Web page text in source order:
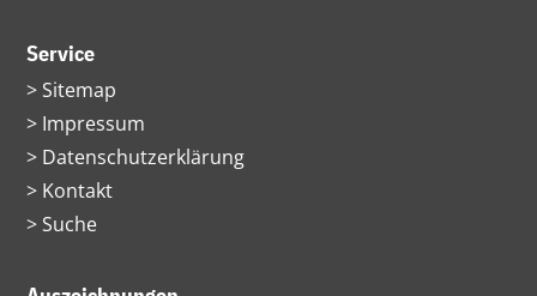
Service
Navigation
überspringen
Sitemap
Impressum
Datenschutzerklärung
Kontakt
Suche